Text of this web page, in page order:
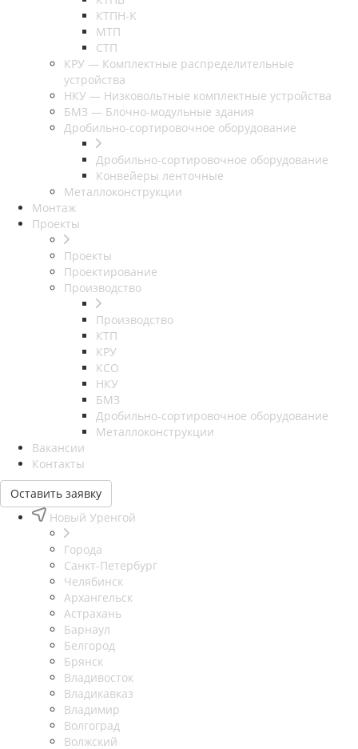
КТПН-К
МТП
СТП
КРУ — Комплектные распределительные
устройства
НКУ — Низковольтные комплектные устройства
БМЗ — Блочно-модульные здания
Дробильно-сортировочное оборудование
Дробильно-сортировочное оборудование
Конвейеры ленточные
Металлоконструкции
Монтаж
Проекты
Проекты
Проектирование
Производство
Производство
КТП
КРУ
КСО
НКУ
БМЗ
Дробильно-сортировочное оборудование
Металлоконструкции
Вакансии
Контакты
Оставить заявку
Новый Уренгой
Города
Санкт-Петербург
Челябинск
Архангельск
Астрахань
Барнаул
Белгород
Брянск
Владивосток
Владикавказ
Владимир
Волгоград
Волжский